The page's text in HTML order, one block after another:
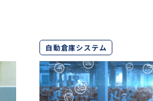
自動倉庫システム